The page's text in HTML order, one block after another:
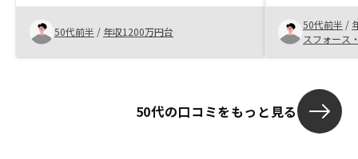
50代前半 / 年収1200万円台
の一連の仕組
業が信用でき
50代前半 /
スフォース
50代の口コミをもっと見る